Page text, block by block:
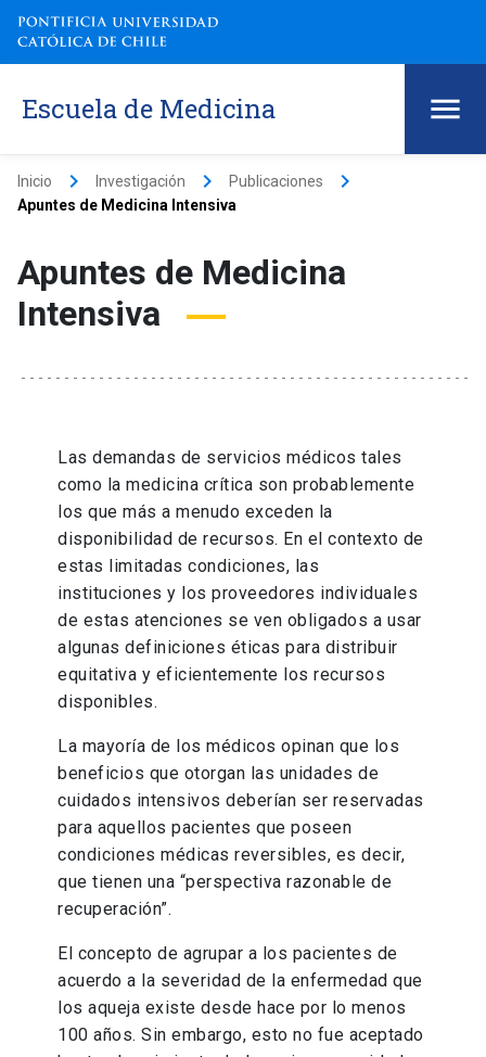
Escuela de Medicina
Inicio keyboard_arrow_right Investigación keyboard_arrow_right Publicaciones keyboard_arrow_right
Apuntes de Medicina Intensiva
Apuntes de Medicina
Intensiva
Las demandas de servicios médicos tales
como la medicina crítica son probablemente
los que más a menudo exceden la
disponibilidad de recursos. En el contexto de
estas limitadas condiciones, las
instituciones y los proveedores individuales
de estas atenciones se ven obligados a usar
algunas definiciones éticas para distribuir
equitativa y eficientemente los recursos
disponibles.
La mayoría de los médicos opinan que los
beneficios que otorgan las unidades de
cuidados intensivos deberían ser reservadas
para aquellos pacientes que poseen
condiciones médicas reversibles, es decir,
que tienen una “perspectiva razonable de
recuperación”.
El concepto de agrupar a los pacientes de
acuerdo a la severidad de la enfermedad que
los aqueja existe desde hace por lo menos
100 años. Sin embargo, esto no fue aceptado